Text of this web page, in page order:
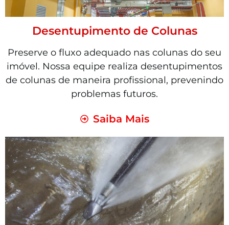
Desentupimento de Colunas
Preserve o fluxo adequado nas colunas do seu
imóvel. Nossa equipe realiza desentupimentos
de colunas de maneira profissional, prevenindo
problemas futuros.
Saiba Mais